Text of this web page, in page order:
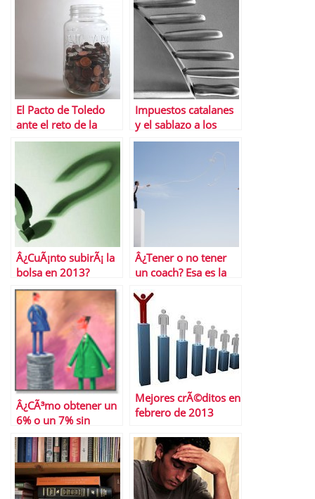
El Pacto de Toledo
ante el reto de la
reforma del Sistema
Pensiones
Impuestos catalanes
y el sablazo a los
Presupuestos
Â¿CuÃ¡nto subirÃ¡ la
bolsa en 2013?
Â¿Tener o no tener
un coach? Esa es la
Â¿CÃ³mo obtener un
6% o un 7% sin
riesgo?
Mejores crÃ©ditos en
febrero de 2013